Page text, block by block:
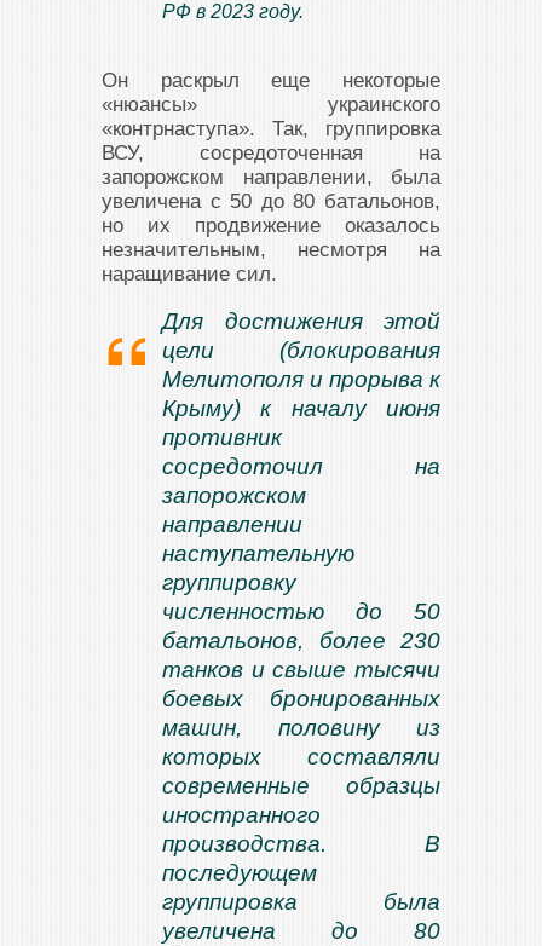
РФ в 2023 году.
Он раскрыл еще некоторые
«нюансы» украинского
«контрнаступа». Так, группировка
ВСУ, сосредоточенная на
запорожском направлении, была
увеличена с 50 до 80 батальонов,
но их продвижение оказалось
незначительным, несмотря на
наращивание сил.
Для достижения этой
цели (блокирования
Мелитополя и прорыва к
Крыму) к началу июня
противник
сосредоточил на
запорожском
направлении
наступательную
группировку
численностью до 50
батальонов, более 230
танков и свыше тысячи
боевых бронированных
машин, половину из
которых составляли
современные образцы
иностранного
производства. В
последующем
группировка была
увеличена до 80